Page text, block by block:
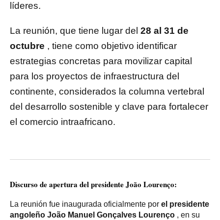
líderes.
La reunión, que tiene lugar del 28 al 31 de
octubre , tiene como objetivo identificar
estrategias concretas para movilizar capital
para los proyectos de infraestructura del
continente, considerados la columna vertebral
del desarrollo sostenible y clave para fortalecer
el comercio intraafricano.
Discurso de apertura del presidente João Lourenço:
La reunión fue inaugurada oficialmente por el presidente
angoleño João Manuel Gonçalves Lourenço , en su